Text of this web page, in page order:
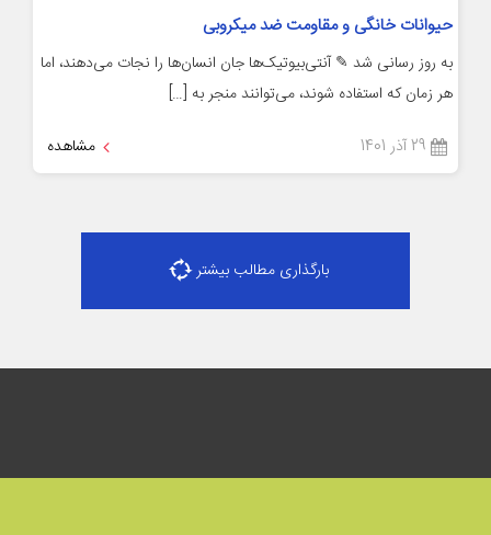
حیوانات خانگی و مقاومت ضد میکروبی
به روز رسانی شد ✎ آنتی‌بیوتیک‌ها جان انسان‌ها را نجات می‌دهند، اما
هر زمان که استفاده شوند، می‌توانند منجر به […]
مشاهده
بارگذاری مطالب بیشتر